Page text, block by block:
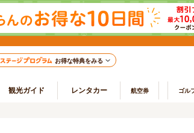
お得な特典をみる
観光ガイド レンタカー 航空券 ゴル